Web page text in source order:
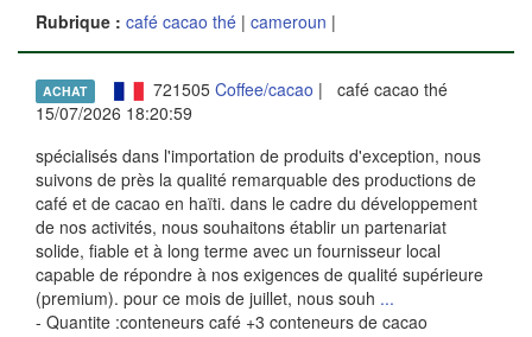
Rubrique : café cacao thé | cameroun |
ACHAT 721505 Coffee/cacao | café cacao thé
15/07/2026 18:20:59
spécialisés dans l'importation de produits d'exception, nous
suivons de près la qualité remarquable des productions de
café et de cacao en haïti. dans le cadre du développement
de nos activités, nous souhaitons établir un partenariat
solide, fiable et à long terme avec un fournisseur local
capable de répondre à nos exigences de qualité supérieure
(premium). pour ce mois de juillet, nous souh ...
- Quantite :conteneurs café +3 conteneurs de cacao